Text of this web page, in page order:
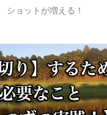
ショットが増える！